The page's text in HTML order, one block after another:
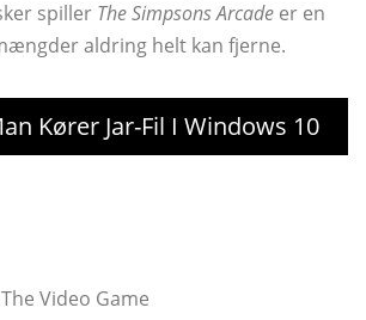
spiller The Simpsons Arcade er en
aldring helt kan fjerne.
Kører Jar-Fil I Windows 10
Video Game